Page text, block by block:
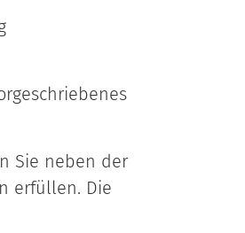
Sie neben der
erfüllen. Die